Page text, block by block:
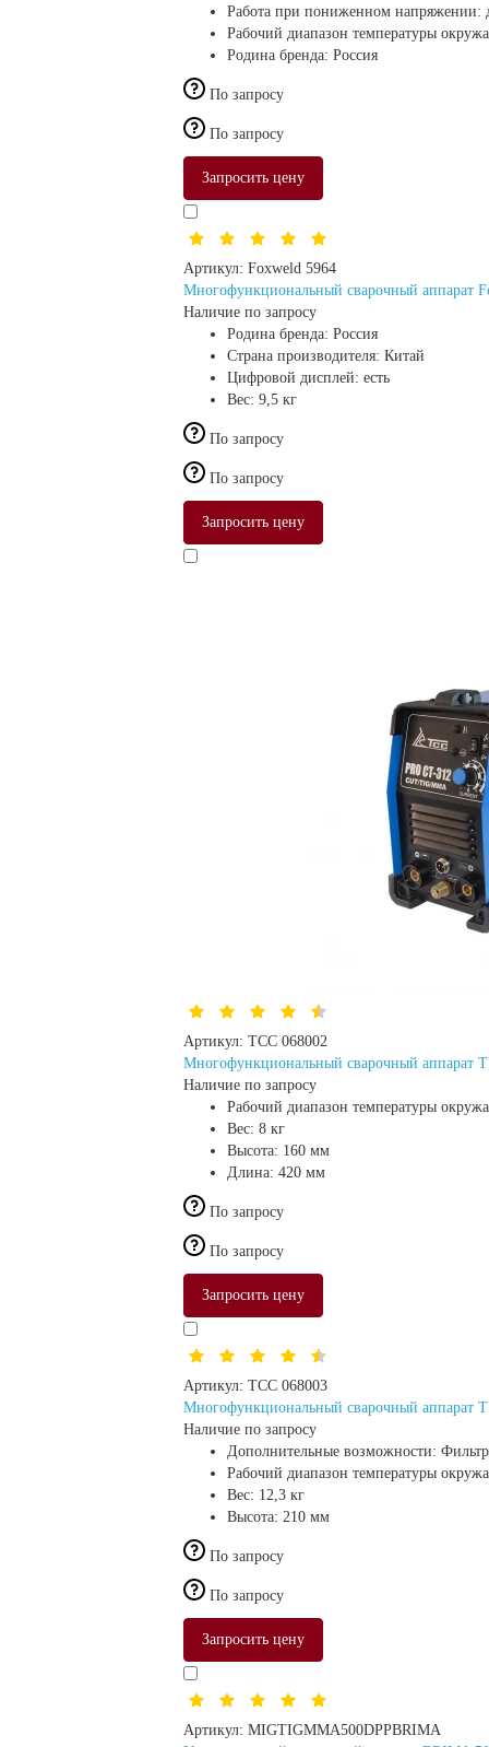
Работа при пониженном напряжении:
Рабочий диапазон температуры
Родина бренда: Россия
По запросу
По запросу
Запросить цену
Артикул: Foxweld 5964
Многофункциональный сварочный аппарат
Наличие по запросу
Родина бренда: Россия
Страна производителя: Китай
Цифровой дисплей: есть
Вес: 9,5 кг
По запросу
По запросу
Запросить цену
Артикул: ТСС 068002
Многофункциональный сварочный аппарат
Наличие по запросу
Рабочий диапазон температуры
Вес: 8 кг
Высота: 160 мм
Длина: 420 мм
По запросу
По запросу
Запросить цену
Артикул: ТСС 068003
Многофункциональный сварочный аппарат
Наличие по запросу
Дополнительные возможности:
Рабочий диапазон температуры
Вес: 12,3 кг
Высота: 210 мм
По запросу
По запросу
Запросить цену
Артикул: MIGTIGMMA500DPPBRIMA